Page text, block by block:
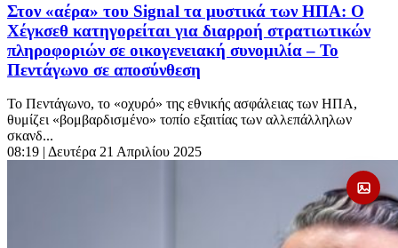
Στον «αέρα» του Signal τα μυστικά των ΗΠΑ: Ο
Χέγκσεθ κατηγορείται για διαρροή στρατιωτικών
πληροφοριών σε οικογενειακή συνομιλία – Το
Πεντάγωνο σε αποσύνθεση
Το Πεντάγωνο, το «οχυρό» της εθνικής ασφάλειας των ΗΠΑ,
θυμίζει «βομβαρδισμένο» τοπίο εξαιτίας των αλλεπάλληλων
σκανδ...
08:19 | Δευτέρα 21 Απριλίου 2025